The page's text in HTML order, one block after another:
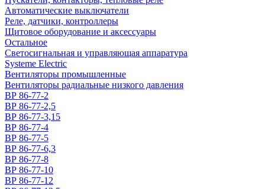
Автоматические выключатели
Реле, датчики, контроллеры
Щитовое оборудование и аксессуары
Остальное
Светосигнальная и управляющая аппаратура
Systeme Electric
Вентиляторы промышленные
Вентиляторы радиальные низкого давления
ВР 86-77-2
ВР 86-77-2,5
ВР 86-77-3,15
ВР 86-77-4
ВР 86-77-5
ВР 86-77-6,3
ВР 86-77-8
ВР 86-77-10
ВР 86-77-12